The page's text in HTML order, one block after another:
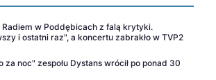
Radiem w Poddębicach z falą krytyki.
i ostatni raz", a koncertu zabrakło w TVP2
za noc" zespołu Dystans wrócił po ponad 30